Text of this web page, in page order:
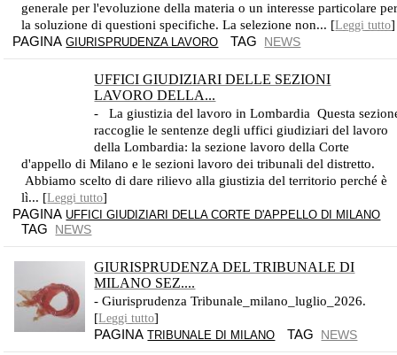
generale per l'evoluzione della materia o un interesse particolare
la soluzione di questioni specifiche. La selezione non... [Leggi tutto]
PAGINAGIURISPRUDENZA LAVORO TAG NEWS
UFFICI GIUDIZIARI DELLE SEZIONI
LAVORO DELLA...
- La giustizia del lavoro in Lombardia Questa
raccoglie le sentenze degli uffici giudiziari del lavoro
della Lombardia: la sezione lavoro della Corte
d'appello di Milano e le sezioni lavoro dei tribunali del distretto.
Abbiamo scelto di dare rilievo alla giustizia del territorio perché è
lì... [Leggi tutto]
PAGINA UFFICI GIUDIZIARI DELLA CORTE D'APPELLO DI MILANO
TAG NEWS
GIURISPRUDENZA DEL TRIBUNALE DI
MILANO SEZ....
- Giurisprudenza Tribunale_milano_luglio_2026.
[Leggi tutto]
PAGINATRIBUNALE DI MILANO TAG NEWS